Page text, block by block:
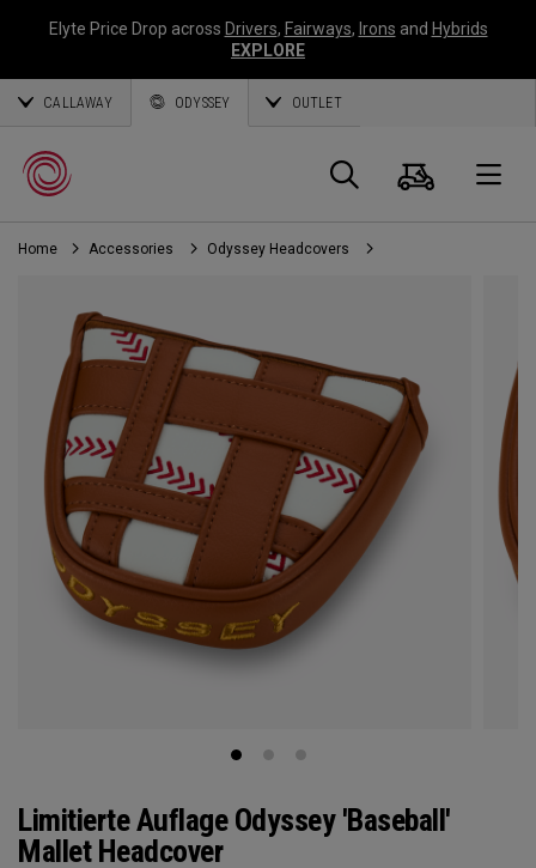
Elyte Price Drop across Drivers, Fairways, Irons and Hybrids
EXPLORE
CALLAWAY ODYSSEY OUTLET
Suche
Home Accessories Odyssey Headcovers
Limitierte Auflage Odyssey 'Baseball'
Mallet Headcover